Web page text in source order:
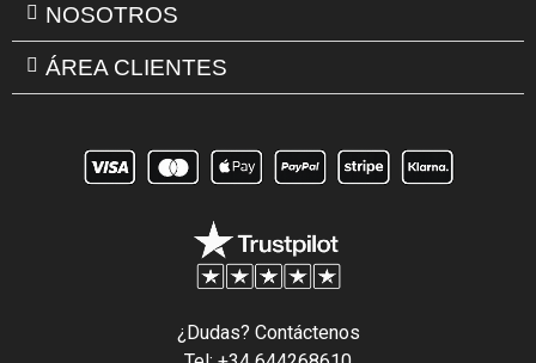
NOSOTROS
ÁREA CLIENTES
¿Dudas? Contáctenos